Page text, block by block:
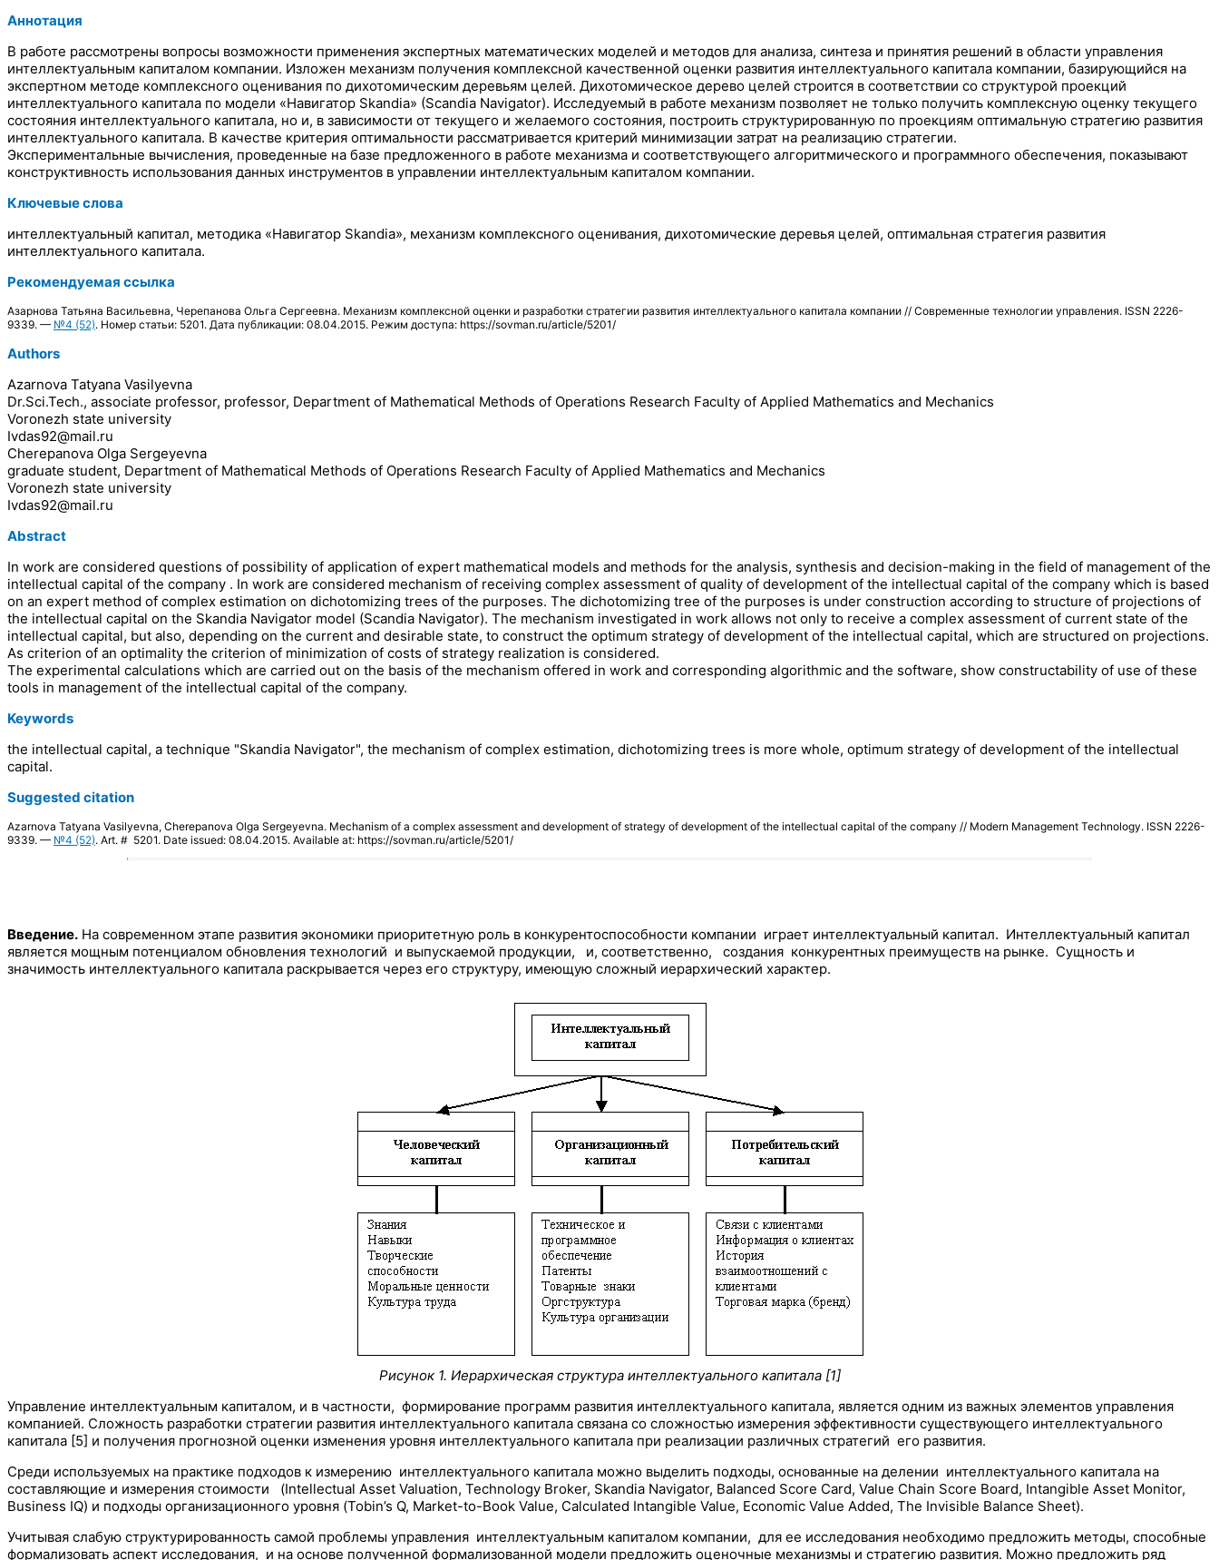
Аннотация
В работе рассмотрены вопросы возможности применения экспертных математических моделей и методов для анализа, синтеза и принятия решений в области управления
интеллектуальным капиталом компании. Изложен механизм получения комплексной качественной оценки развития интеллектуального капитала компании, базирующийся на
экспертном методе комплексного оценивания по дихотомическим деревьям целей. Дихотомическое дерево целей строится в соответствии со структурой проекций
интеллектуального капитала по модели «Навигатор Skandia» (Scandia Navigator). Исследуемый в работе механизм позволяет не только получить комплексную оценку текущего
состояния интеллектуального капитала, но и, в зависимости от текущего и желаемого состояния, построить структурированную по проекциям оптимальную стратегию развития
интеллектуального капитала. В качестве критерия оптимальности рассматривается критерий минимизации затрат на реализацию стратегии.
Экспериментальные вычисления, проведенные на базе предложенного в работе механизма и соответствующего алгоритмического и программного обеспечения, показывают
конструктивность использования данных инструментов в управлении интеллектуальным капиталом компании.
Ключевые слова
интеллектуальный капитал, методика «Навигатор Skandia», механизм комплексного оценивания, дихотомические деревья целей, оптимальная стратегия развития
интеллектуального капитала.
Рекомендуемая ссылка
Азарнова Татьяна Васильевна, Черепанова Ольга Сергеевна. Механизм комплексной оценки и разработки стратегии развития интеллектуального капитала компании // Современные технологии управления. ISSN 2226-
9339. — №4 (52). Номер статьи: 5201. Дата публикации: 08.04.2015. Режим доступа: https://sovman.ru/article/5201/
Authors
Azarnova Tatyana Vasilyevna
Dr.Sci.Tech., associate professor, professor, Department of Mathematical Methods of Operations Research Faculty of Applied Mathematics and Mechanics
Voronezh state university
Ivdas92@mail.ru
Cherepanova Olga Sergeyevna
graduate student, Department of Mathematical Methods of Operations Research Faculty of Applied Mathematics and Mechanics
Voronezh state university
Ivdas92@mail.ru
Abstract
In work are considered questions of possibility of application of expert mathematical models and methods for the analysis, synthesis and decision-making in the field of management of the
intellectual capital of the company . In work are considered mechanism of receiving complex assessment of quality of development of the intellectual capital of the company which is based
on an expert method of complex estimation on dichotomizing trees of the purposes. The dichotomizing tree of the purposes is under construction according to structure of projections of
the intellectual capital on the Skandia Navigator model (Scandia Navigator). The mechanism investigated in work allows not only to receive a complex assessment of current state of the
intellectual capital, but also, depending on the current and desirable state, to construct the optimum strategy of development of the intellectual capital, which are structured on projections.
As criterion of an optimality the criterion of minimization of costs of strategy realization is considered.
The experimental calculations which are carried out on the basis of the mechanism offered in work and corresponding algorithmic and the software, show constructability of use of these
tools in management of the intellectual capital of the company.
Keywords
the intellectual capital, a technique "Skandia Navigator", the mechanism of complex estimation, dichotomizing trees is more whole, optimum strategy of development of the intellectual
capital.
Suggested citation
Azarnova Tatyana Vasilyevna, Cherepanova Olga Sergeyevna. Mechanism of a complex assessment and development of strategy of development of the intellectual capital of the company // Modern Management Technology. ISSN 2226-
9339. — №4 (52). Art. # 5201. Date issued: 08.04.2015. Available at: https://sovman.ru/article/5201/
Введение. На современном этапе развития экономики приоритетную роль в конкурентоспособности компании играет интеллектуальный капитал. Интеллектуальный капитал
является мощным потенциалом обновления технологий и выпускаемой продукции, и, соответственно, создания конкурентных преимуществ на рынке. Сущность и
значимость интеллектуального капитала раскрывается через его структуру, имеющую сложный иерархический характер.
Рисунок 1. Иерархическая структураинтеллектуального капитала [1]
Управление интеллектуальным капиталом, и в частности, формирование программ развития интеллектуального капитала, является одним из важных элементов управления
компанией. Сложность разработки стратегии развития интеллектуального капитала связана со сложностью измерения эффективности существующего интеллектуального
капитала [5] и получения прогнозной оценки изменения уровня интеллектуального капитала при реализации различных стратегий его развития.
Среди используемых на практике подходов к измерению интеллектуального капитала можно выделить подходы, основанные на делении интеллектуального капитала на
составляющие и измерения стоимости (Intellectual Asset Valuation, Technology Broker, Skandia Navigator, Balanced Score Card, Value Chain Score Board, Intangible Asset Monitor,
Business IQ) и подходы организационного уровня (Tobin’s Q, Market-to-Book Value, Calculated Intangible Value, Economic Value Added, The Invisible Balance Sheet).
Учитывая слабую структурированность самой проблемы управления интеллектуальным капиталом компании, для ее исследования необходимо предложить методы, способные
формализовать аспект исследования, и на основе полученной формализованной модели предложить оценочные механизмы и стратегию развития. Можно предложить ряд